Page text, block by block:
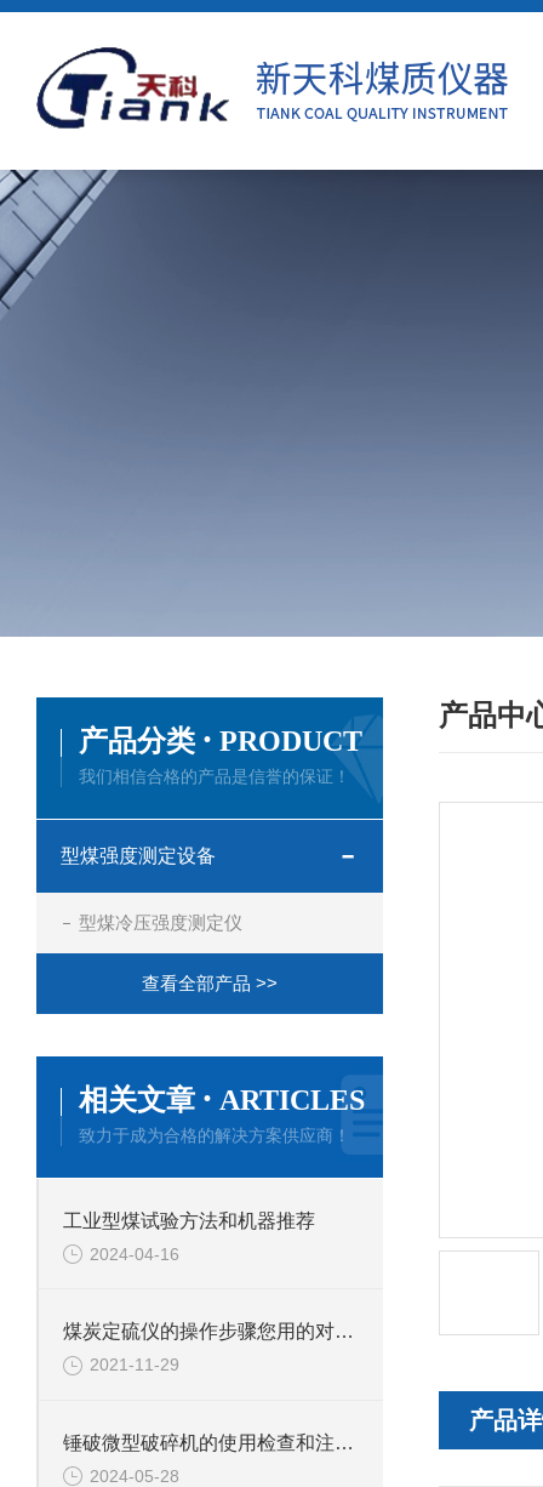
产品中
产品
产品分类 · PRODUCT
我们相信合格的产品是信誉的保证！
型煤强度测定设备
型煤冷压强度测定仪
查看全部产品 >>
相关文章 · ARTICLES
致力于成为合格的解决方案供应商！
工业型煤试验方法和机器推荐
2024-04-16
煤炭定硫仪的操作步骤您用的对吗？
2021-11-29
锤破微型破碎机的使用检查和注意事项
2024-05-28